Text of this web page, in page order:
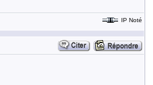
IP Noté